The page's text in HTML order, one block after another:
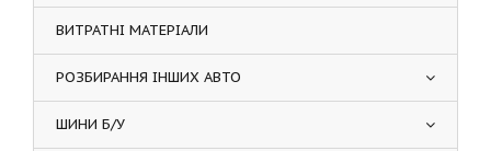
ВИТРАТНІ МАТЕРІАЛИ
РОЗБИРАННЯ ІНШИХ АВТО
ШИНИ Б/У